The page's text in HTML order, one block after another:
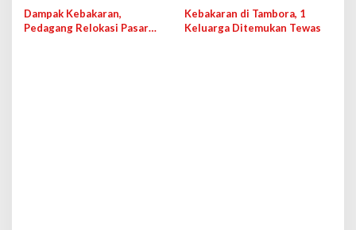
Gunung Tangkuban Perahu
Ditutup Sementara
Dampak Kebakaran,
Pedagang Relokasi Pasar
Kebakaran di Tambora, 1
Keluarga Ditemukan Tewas